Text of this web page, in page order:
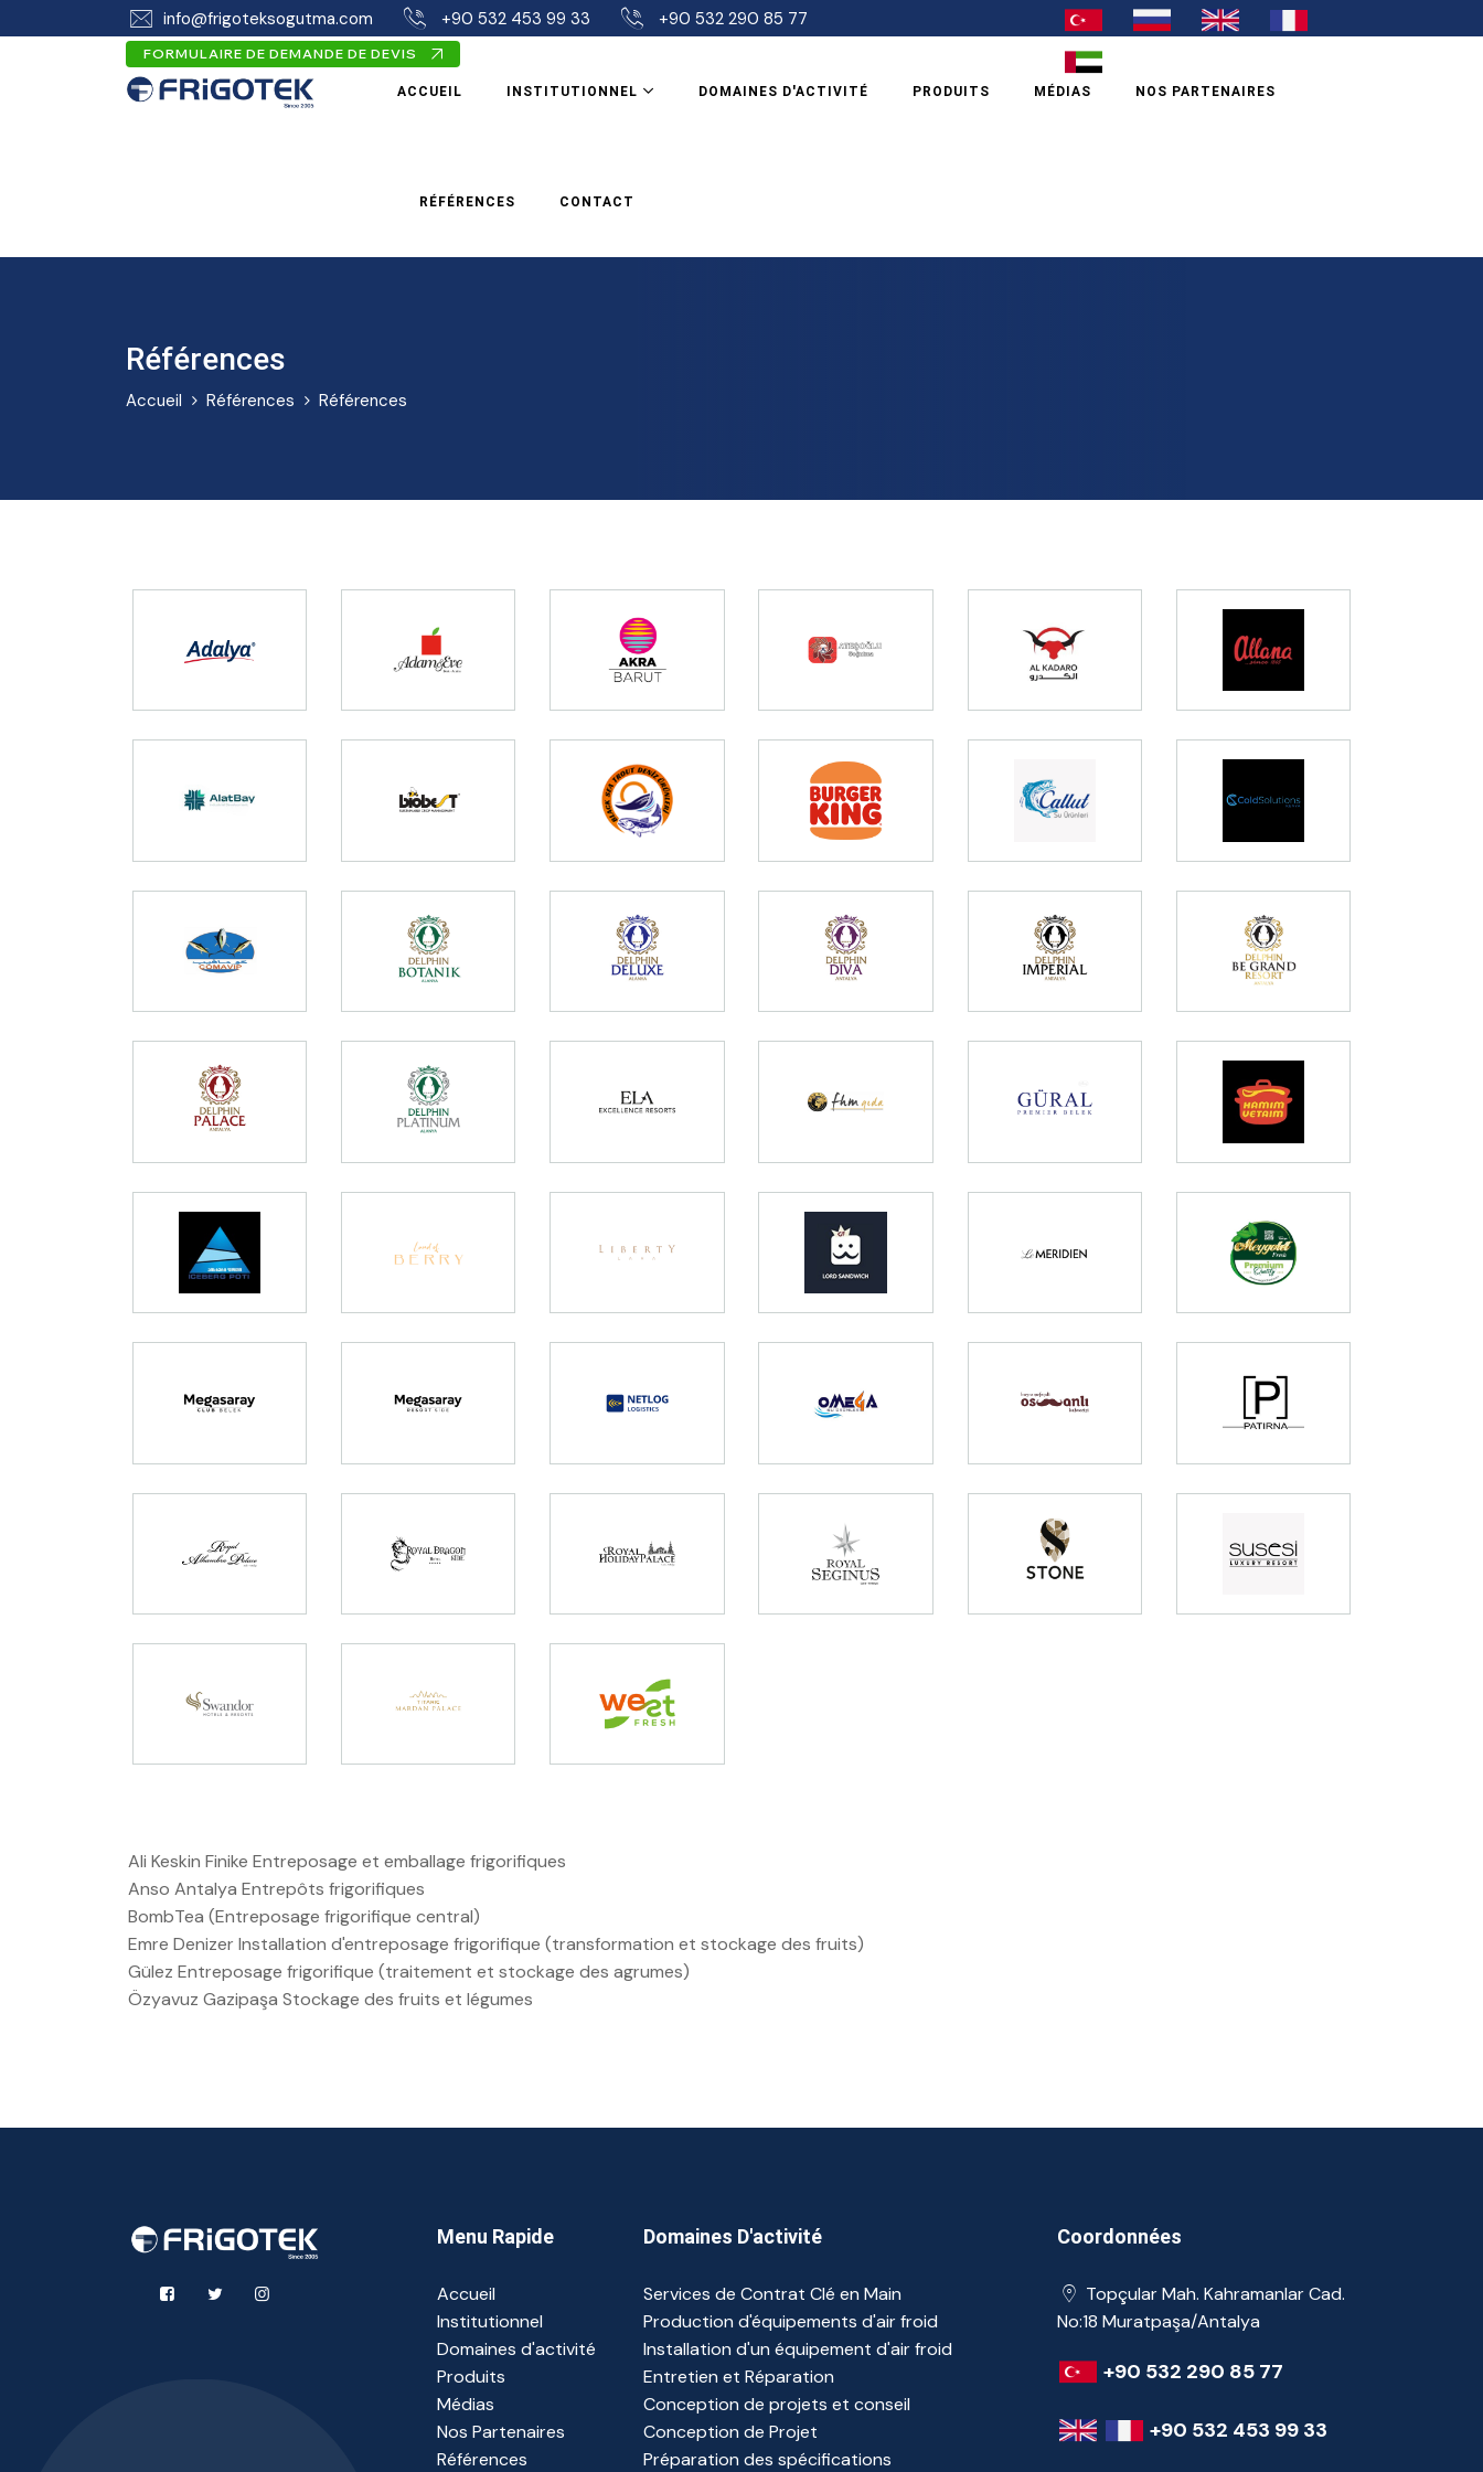
info@frigoteksogutma.com +90 532 453 99 33 +90 532 290 85 77
FORMULAIRE DE DEMANDE DE DEVIS
ACCUEIL INSTITUTIONNEL DOMAINES D'ACTIVITÉ PRODUITS MÉDIAS NOS PARTENAIRES
RÉFÉRENCES CONTACT
Références
Accueil Références Références
Ali Keskin Finike Entreposage et emballage frigorifiques
Anso Antalya Entrepôts frigorifiques
BombTea (Entreposage frigorifique central)
Emre Denizer Installation d'entreposage frigorifique (transformation et stockage des fruits)
Gülez Entreposage frigorifique (traitement et stockage des agrumes)
Özyavuz Gazipaşa Stockage des fruits et légumes
Menu Rapide
Accueil
Institutionnel
Domaines d'activité
Produits
Médias
Nos Partenaires
Références
Domaines D'activité
Services de Contrat Clé en Main
Production d'équipements d'air froid
Installation d'un équipement d'air froid
Entretien et Réparation
Conception de projets et conseil
Conception de Projet
Préparation des spécifications
Coordonnées
Topçular Mah. Kahramanlar Cad.
No:18 Muratpaşa/Antalya
+90 532 290 85 77
+90 532 453 99 33